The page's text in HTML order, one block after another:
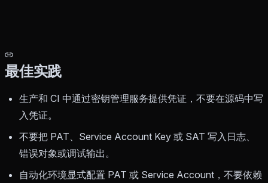
最佳实践
生产和 CI 中通过密钥管理服务提供凭证，不要在源码中写
入凭证。
不要把 PAT、Service Account Key 或 SAT 写入日志、
错误对象或调试输出。
自动化环境显式配置 PAT 或 Service Account，不要依赖